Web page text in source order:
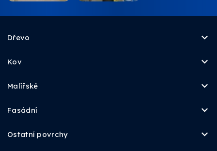
Dřevo
Kov
Malířské
Fasádní
Ostatní povrchy